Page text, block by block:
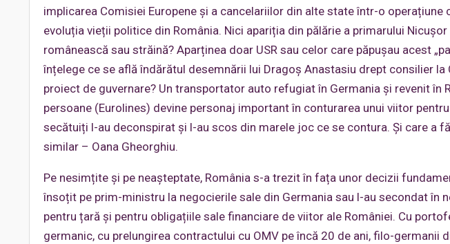
implicarea Comisiei Europene și a cancelariilor din alte state într-o
evoluția vieții politice din România. Nici apariția din pălărie a primarului
românească sau străină? Aparținea doar USR sau celor care păpușau acest
înțelege ce se află îndărătul desemnării lui Dragoș Anastasiu drept consilier
proiect de guvernare? Un transportator auto refugiat în Germania și revenit în
persoane (Eurolines) devine personaj important în conturarea unui viitor
secătuiți l-au deconspirat și l-au scos din marele joc ce se contura. Şi care a
similar – Oana Gheorghiu.
Pe nesimțite și pe neașteptate, România s-a trezit în fața unor decizii
însoțit pe prim-ministru la negocierile sale din Germania sau l-au secondat în
pentru țară și pentru obligațiile sale financiare de viitor ale României. Cu
germanic, cu prelungirea contractului cu OMV pe încă 20 de ani, filo-germanii